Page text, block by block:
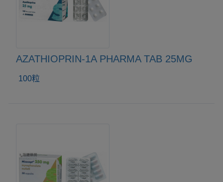
AZATHIOPRIN-1A PHARMA TAB 25MG
100粒